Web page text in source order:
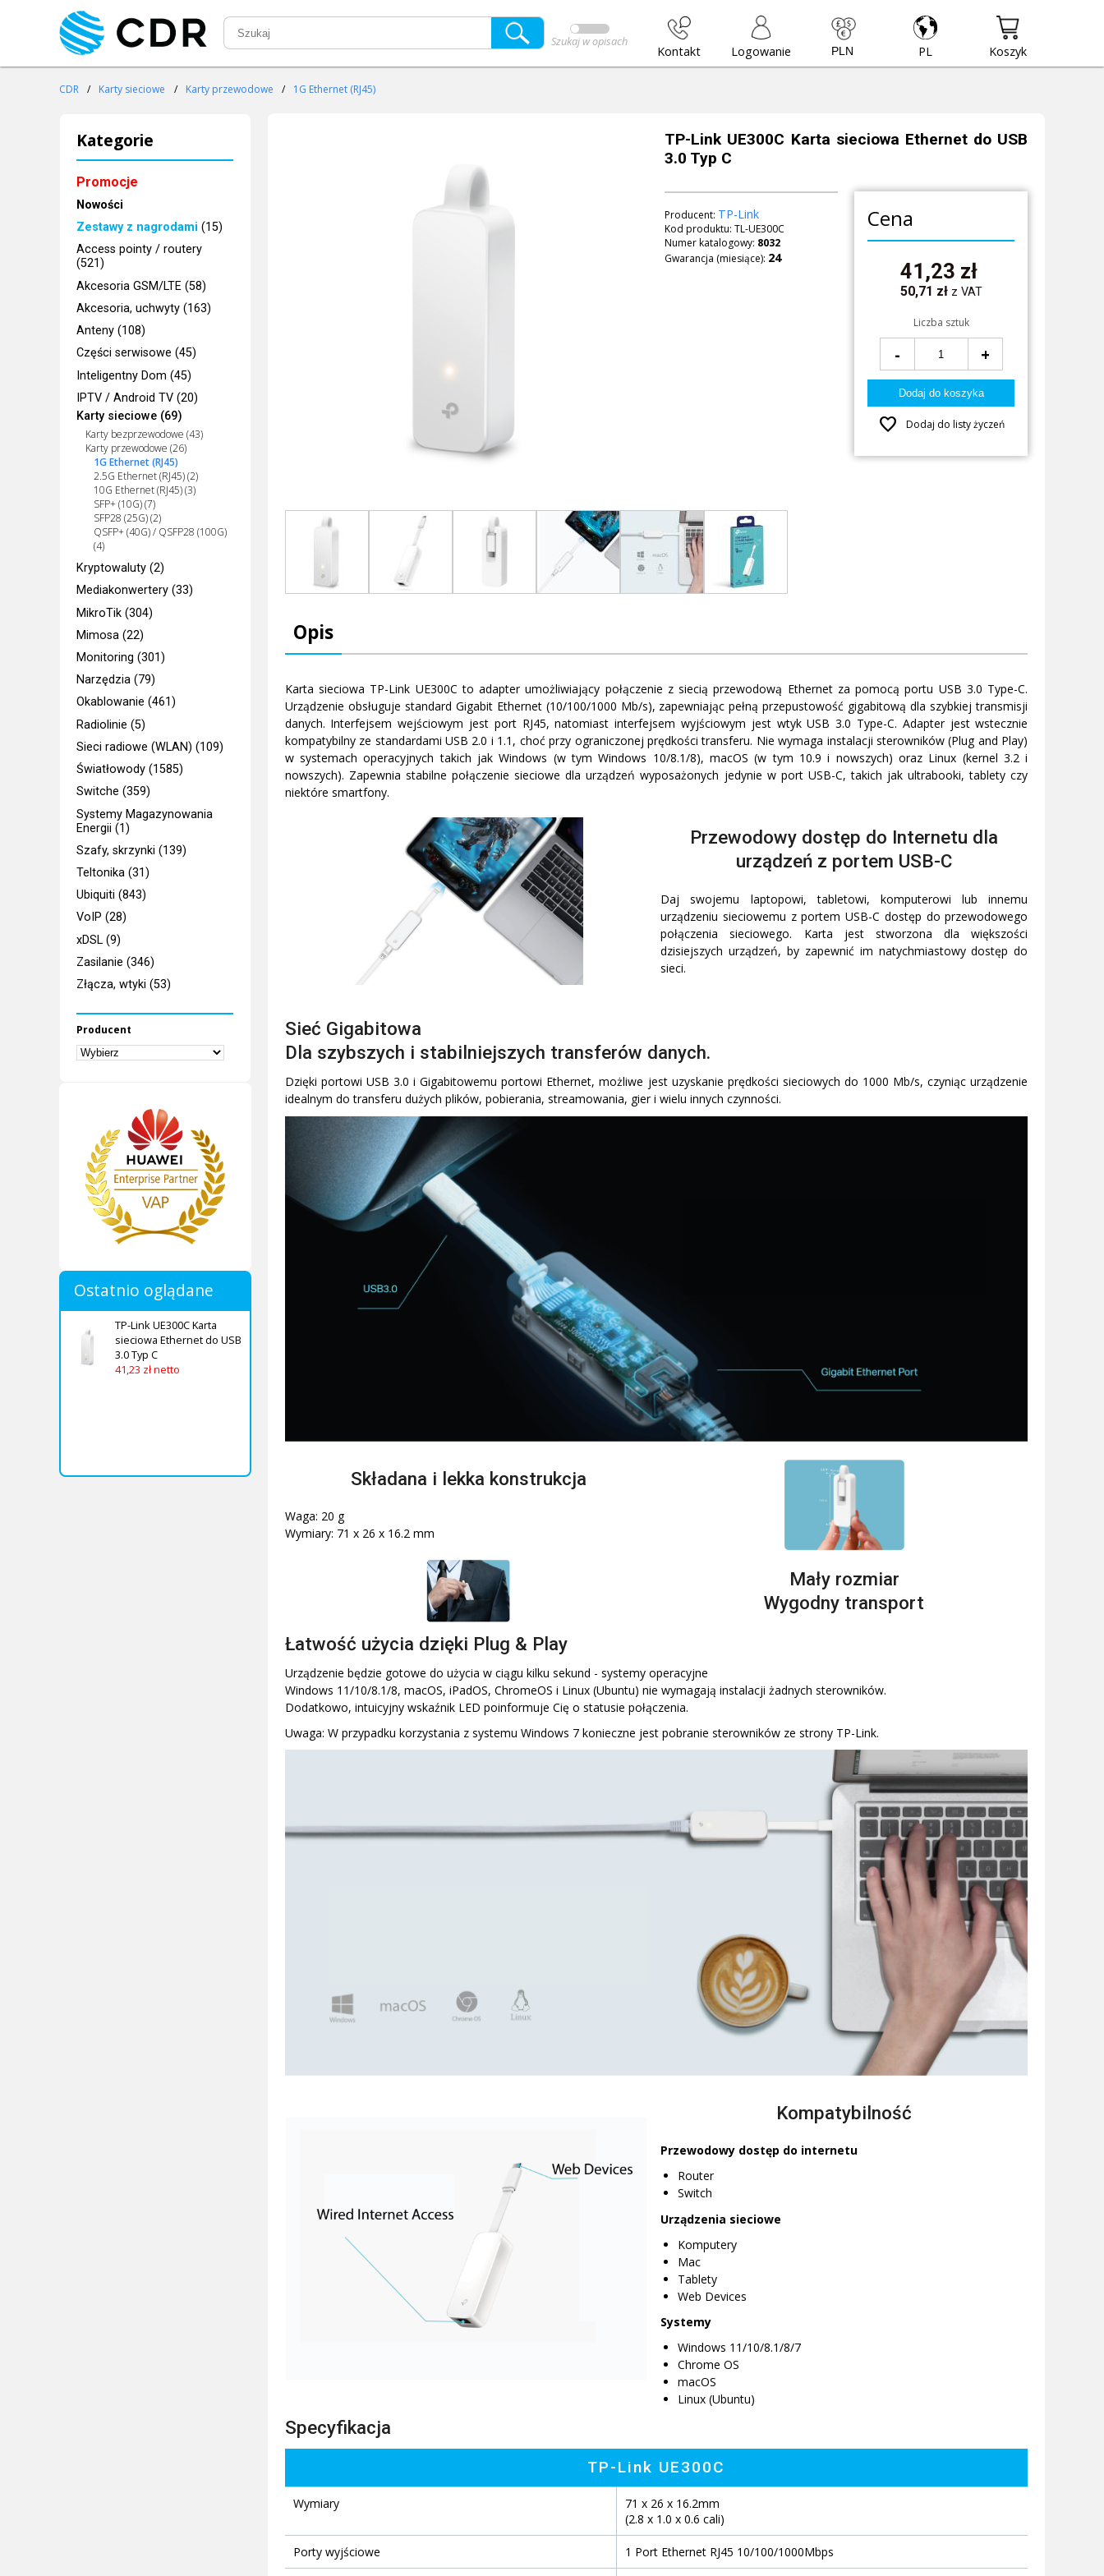
Szukaj w opisach
Kontakt Logowanie PL Koszyk
CDR / Karty sieciowe / Karty przewodowe / 1G Ethernet (RJ45)
Kategorie
Promocje
Nowości
Zestawy z nagrodami (15)
Access pointy / routery
(521)
Akcesoria GSM/LTE (58)
Akcesoria, uchwyty (163)
Anteny (108)
Części serwisowe (45)
Inteligentny Dom (45)
IPTV / Android TV (20)
Karty sieciowe (69)
Karty bezprzewodowe (43)
Karty przewodowe (26)
1G Ethernet (RJ45)
2.5G Ethernet (RJ45) (2)
10G Ethernet (RJ45) (3)
SFP+ (10G) (7)
SFP28 (25G) (2)
QSFP+ (40G) / QSFP28 (100G)
(4)
Kryptowaluty (2)
Mediakonwertery (33)
MikroTik (304)
Mimosa (22)
Monitoring (301)
Narzędzia (79)
Okablowanie (461)
Radiolinie (5)
Sieci radiowe (WLAN) (109)
Światłowody (1585)
Switche (359)
Systemy Magazynowania
Energii (1)
Szafy, skrzynki (139)
Teltonika (31)
Ubiquiti (843)
VoIP (28)
xDSL (9)
Zasilanie (346)
Złącza, wtyki (53)
Producent
Ostatnio oglądane
TP-Link UE300C Karta
sieciowa Ethernet do USB
3.0 Typ C
41,23 zł netto
TP-Link UE300C Karta sieciowa Ethernet do USB
3.0 Typ C
Producent: TP-Link
Kod produktu:TL-UE300C
Numer katalogowy: 8032
Gwarancja (miesiące):
Cena
41,23 zł
50,71 zł z VAT
Liczba sztuk
- +
favorite Dodaj do listy życzeń
Opis
Karta sieciowa TP-Link UE300C to adapter umożliwiający połączenie z siecią przewodową Ethernet za pomocą portu USB 3.0 Type-C.
Urządzenie obsługuje standard Gigabit Ethernet (10/100/1000 Mb/s), zapewniając pełną przepustowość gigabitową dla szybkiej transmisji
danych. Interfejsem wejściowym jest port RJ45, natomiast interfejsem wyjściowym jest wtyk USB 3.0 Type-C. Adapter jest wstecznie
kompatybilny ze standardami USB 2.0 i 1.1, choć przy ograniczonej prędkości transferu. Nie wymaga instalacji sterowników (Plug and Play)
w systemach operacyjnych takich jak Windows (w tym Windows 10/8.1/8), macOS (w tym 10.9 i nowszych) oraz Linux (kernel 3.2 i
nowszych). Zapewnia stabilne połączenie sieciowe dla urządzeń wyposażonych jedynie w port USB-C, takich jak ultrabooki, tablety czy
niektóre smartfony.
Przewodowy dostęp do Internetu dla
urządzeń z portem USB-C
Daj swojemu laptopowi, tabletowi, komputerowi lub innemu
urządzeniu sieciowemu z portem USB-C dostęp do przewodowego
połączenia sieciowego. Karta jest stworzona dla większości
dzisiejszych urządzeń, by zapewnić im natychmiastowy dostęp do
sieci.
Sieć Gigabitowa
Dla szybszych i stabilniejszych transferów danych.
Dzięki portowi USB 3.0 i Gigabitowemu portowi Ethernet, możliwe jest uzyskanie prędkości sieciowych do 1000 Mb/s, czyniąc urządzenie
idealnym do transferu dużych plików, pobierania, streamowania, gier i wielu innych czynności.
Składana i lekka konstrukcja
Waga: 20 g
Wymiary: 71 x 26 x 16.2 mm
Mały rozmiar
Wygodny transport
Łatwość użycia dzięki Plug & Play
Urządzenie będzie gotowe do użycia w ciągu kilku sekund - systemy operacyjne
Windows 11/10/8.1/8, macOS, iPadOS, ChromeOS i Linux (Ubuntu) nie wymagają instalacji żadnych sterowników.
Dodatkowo, intuicyjny wskaźnik LED poinformuje Cię o statusie połączenia.
Uwaga: W przypadku korzystania z systemu Windows 7 konieczne jest pobranie sterowników ze strony TP-Link.
Kompatybilność
Przewodowy dostęp do internetu
Router
Switch
Urządzenia sieciowe
Komputery
Mac
Tablety
Web Devices
Systemy
Windows 11/10/8.1/8/7
Chrome OS
macOS
Linux (Ubuntu)
Specyfikacja
TP-Link UE300C
Wymiary
71 x 26 x 16.2mm
(2.8 x 1.0 x 0.6 cali)
Porty wyjściowe 1 Port Ethernet RJ45 10/100/1000Mbps